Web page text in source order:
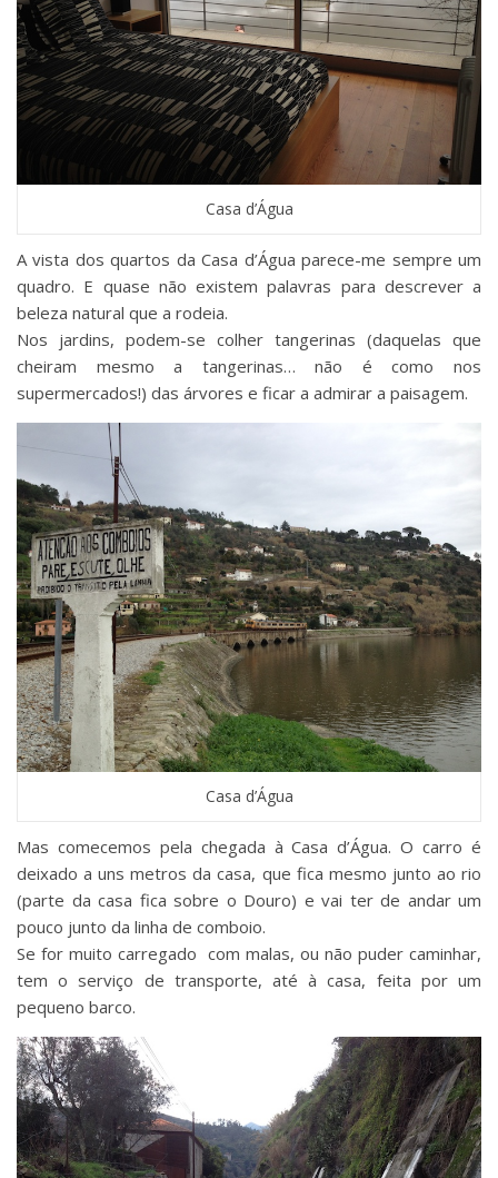
Casa d’Água
A vista dos quartos da Casa d’Água parece-me sempre um
quadro. E quase não existem palavras para descrever a
beleza natural que a rodeia.
Nos jardins, podem-se colher tangerinas (daquelas que
cheiram mesmo a tangerinas… não é como nos
supermercados!) das árvores e ficar a admirar a paisagem.
Casa d’Água
Mas comecemos pela chegada à Casa d’Água. O carro é
deixado a uns metros da casa, que fica mesmo junto ao rio
(parte da casa fica sobre o Douro) e vai ter de andar um
pouco junto da linha de comboio.
Se for muito carregado com malas, ou não puder caminhar,
tem o serviço de transporte, até à casa, feita por um
pequeno barco.